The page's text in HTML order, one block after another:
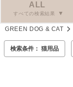
ALL
すべての検索結果
GREEN DOG & CAT
検索条件： 猫用品